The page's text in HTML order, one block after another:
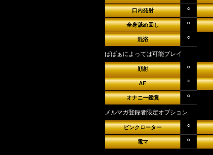
『豹変系50代事務OLの白昼夢
口内発射 ○
全身舐め回し ○
混浴 ○
ばばぁによっては可能プレイ
顔射 ○
AF ×
オナニー鑑賞 ○
メルマガ登録者限定オプション
ピンクローター ○
電マ ○